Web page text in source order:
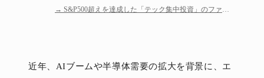
S&P500超えを達成した「テック集中投資」のファン
近年、AIブームや半導体需要の拡大を背景に、エ